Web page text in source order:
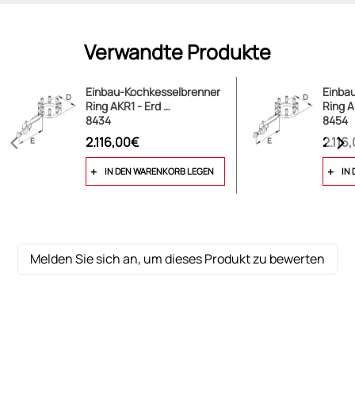
jedoch mit wesentlich geringerer Leistung (9,3 kW)
Verwandte Produkte
Einbau-Kochkesselbrenner
Ring AKR1 - Erd …
8434
2.116,00€
IN DEN WARENKORB LEGEN
Ring
8454
IN
Melden Sie sich an, um dieses Produkt zu bewerten